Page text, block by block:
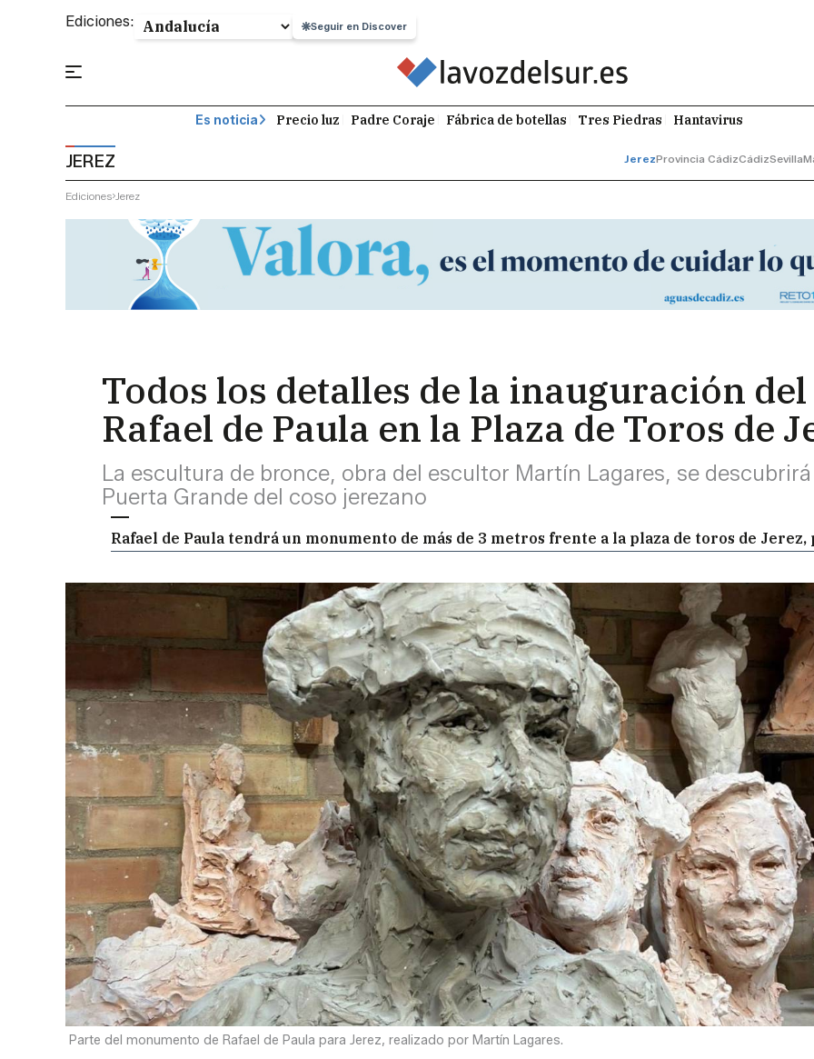
Ediciones: Seguir en Discover
Es noticia Precio luz Padre Coraje Fábrica de botellas Tres Piedras Hantavirus
JEREZ JerezProvincia CádizCádizSevilla
Ediciones Jerez
Todos los detalles de la inauguración
Rafael de Paula en la Plaza de Toros de
La escultura de bronce, obra del escultor Martín Lagares, se
Puerta Grande del coso jerezano
Rafael de Paula tendrá un monumento de más de 3 metros frente a la plaza de toros de
Parte del monumento de Rafael de Paula para Jerez, realizado por Martín Lagares.